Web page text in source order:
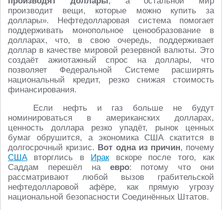
производит вещи, которые можно купить за
доллары». Нефтедолларовая система помогает
поддерживать монопольное ценообразование в
долларах, что, в свою очередь, поддерживает
доллар в качестве мировой резервной валюты. Это
создаёт ажиотажный спрос на доллары, что
позволяет Федеральной Системе расширять
национальный кредит, резко снижая стоимость
финансирования.
Если нефть и газ больше не будут
номинироваться в американских долларах,
ценность доллара резко упадёт, рынок ценных
бумаг обрушится, а экономика США скатится в
долгосрочный кризис. Вот одна из причин, почему
СШАвторглись в Ираквскоре после того, как
Саддам перешёл на евро: потому что они
рассматривают любой вызов грабительской
нефтедолларовой афёре, как прямую угрозу
национальной безопасности Соединённых Штатов.